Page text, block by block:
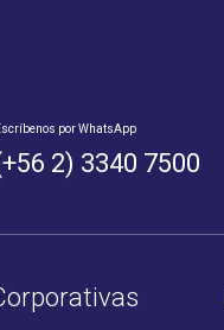
por WhatsApp
2) 3340 7500